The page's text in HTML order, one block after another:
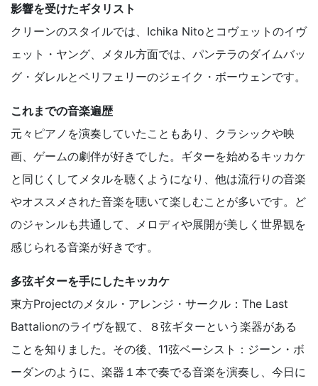
影響を受けたギタリスト
クリーンのスタイルでは、Ichika Nitoとコヴェットのイヴ
ェット・ヤング、メタル方面では、パンテラのダイムバッ
グ・ダレルとペリフェリーのジェイク・ボーウェンです。
これまでの音楽遍歴
元々ピアノを演奏していたこともあり、クラシックや映
画、ゲームの劇伴が好きでした。ギターを始めるキッカケ
と同じくしてメタルを聴くようになり、他は流行りの音楽
やオススメされた音楽を聴いて楽しむことが多いです。ど
のジャンルも共通して、メロディや展開が美しく世界観を
感じられる音楽が好きです。
多弦ギターを手にしたキッカケ
東方Projectのメタル・アレンジ・サークル：The Last
Battalionのライヴを観て、８弦ギターという楽器がある
ことを知りました。その後、11弦ベーシスト：ジーン・ボ
ーダンのように、楽器１本で奏でる音楽を演奏し、今日に